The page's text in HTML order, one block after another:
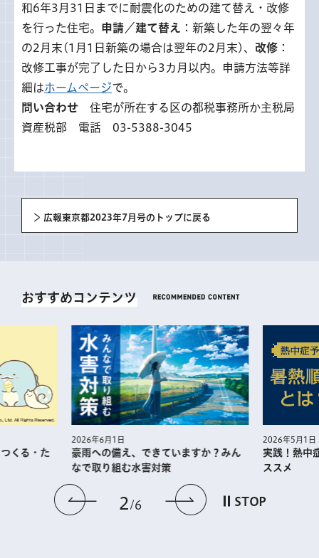
和6年3月31日までに耐震化のための建て替え・改修
を行った住宅。
申請 ／建て替え
：新築した年の翌々年
の2月末(1月1日新築の場合は翌年の2月末)、 改修 ：
改修工事が完了した日から3カ月以内。申請方法等詳
細はホームページで。
問い合わせ 住宅が所在する区の都税事務所か主税局
資産税部 電話 03-5388-3045
広報東京都2023年7月号のトップに戻る
おすすめコンテンツ
前のスライドを表示
2 6 次のスライドを
STOP
くる・た
2026年6月1日
豪雨への備え、できていますか？みん
なで取り組む水害対策
2026年5月1日
実践！熱中
ススメ